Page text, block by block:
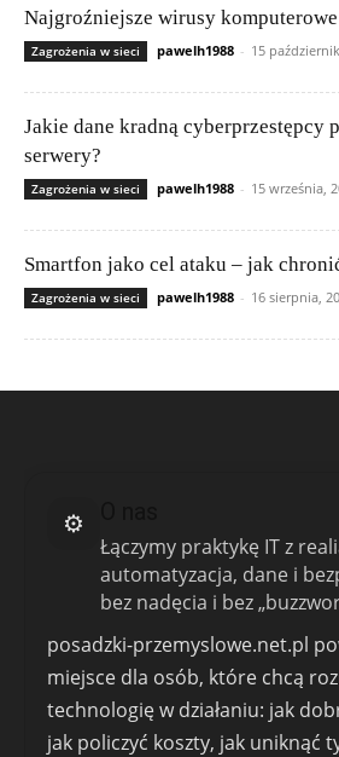
Najgroźniejsze wirusy
Zagrożenia w sieci pawelh1988 - 15
Jakie dane kradną cyberprzestępcy
serwery?
Zagrożenia w sieci pawelh1988 - 15 września,
Smartfon jako cel ataku – jak
Zagrożenia w sieci pawelh1988 - 16 sierpnia,
⚙️
Łączymy praktykę IT z
automatyzacja, dane i
bez nadęcia i bez
posadzki-przemyslowe.net.pl
miejsce dla osób, które chcą
technologię w działaniu: jak
jak policzyć koszty, jak uniknąć